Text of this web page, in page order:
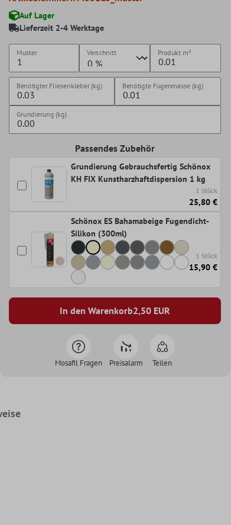
Auf Lager
Lieferzeit 2-4 Werktage
Muster Verschnitt Produkt m²
Benötigter Fliesenkleber (kg) Benötigte Fugenmasse (kg)
Grundierung (kg)
Passendes Zubehör
Grundierung Gebrauchsfertig Schönox
KH FIX Kunstharzhaftdispersion 1 kg
1 Stück
25,80 €
Schönox ES Bahamabeige Fugendicht-
Silikon (300ml)
1 Stück
15,90 €
In den Warenkorb2,50EUR
Mosafil Fragen Preisalarm Teilen